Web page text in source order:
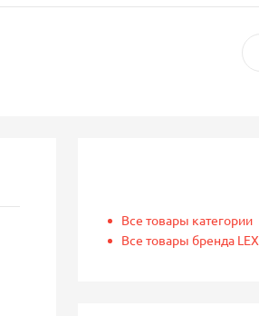
Все товары категории
Все товары бренда LEX